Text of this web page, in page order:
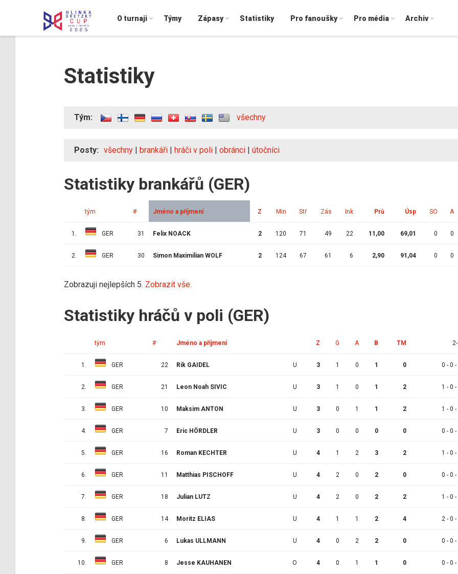
O turnaji Týmy Zápasy Statistiky Pro fanoušky Pro média Archiv
Statistiky
Tým: všechny
Posty: všechny | brankáři | hráči v poli | obránci | útočníci
Statistiky brankářů (GER)
tým # Jméno a příjmení Z Min Stř Zás Ink Prů Úsp SO A
1. GER 31 Felix NOACK 2 120 71 49 22 11,00 69,01 0 0
2. GER 30 Simon Maximilian WOLF 2 124 67 61 6 2,90 91,04 0 0
Zobrazuji nejlepších 5. Zobrazit vše.
Statistiky hráčů v poli (GER)
tým # Jméno a příjmení Z G A B TM
1. GER 22 Rik GAIDEL U 3 1 0 1 0 0 - 0 -
2. GER 21 Leon Noah SIVIC U 3 1 0 1 2 1 - 0 -
3. GER 10 Maksim ANTON U 3 0 1 1 2 1 - 0 -
4. GER 7 Eric HÖRDLER U 3 0 0 0 0 0 - 0 -
5. GER 16 Roman KECHTER U 4 1 2 3 2 1 - 0 -
6. GER 11 Matthias PISCHOFF U 4 2 0 2 0 0 - 0 -
7. GER 18 Julian LUTZ U 4 2 0 2 2 1 - 0 -
8. GER 14 Moritz ELIAS U 4 1 1 2 4 2 - 0 -
9. GER 6 Lukas ULLMANN U 4 0 2 2 0 0 - 0 -
10. GER 8 Jesse KAUHANEN O 4 0 1 1 0 0 - 0 -